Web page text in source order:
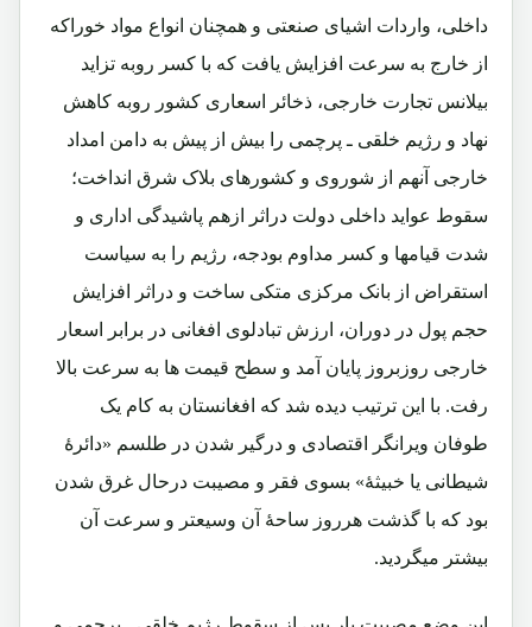
داخلی، واردات اشیای صنعتی و همچنان انواع مواد خوراکه
از خارج به سرعت افزایش یافت که با کسر روبه تزاید
بیلانس تجارت خارجی، ذخائر اسعاری کشور روبه کاهش
نهاد و رژیم خلقی ـ پرچمی را بیش از پیش به دامن امداد
خارجی آنهم از شوروی و کشورهای بلاک شرق انداخت؛
سقوط عواید داخلی دولت دراثر ازهم پاشیدگی اداری و
شدت قیامها و کسر مداوم بودجه، رژیم را به سیاست
استقراض از بانک مرکزی متکی ساخت و دراثر افزایش
حجم پول در دوران، ارزش تبادلوی افغانی در برابر اسعار
خارجی روزبروز پایان آمد و سطح قیمت ها به سرعت بالا
رفت. با این ترتیب دیده شد که افغانستان به کام یک
طوفان ویرانگر اقتصادی و درگیر شدن در طلسم «دائرۀ
شیطانی یا خبیثۀ» بسوی فقر و مصیبت درحال غرق شدن
بود که با گذشت هرروز ساحۀ آن وسیعتر و سرعت آن
بیشتر میگردید.